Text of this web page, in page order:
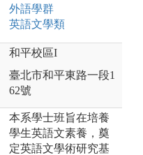
外語學群
英語文學類
和平校區I
臺北市和平東路一段1
62號
本系學士班旨在培養
學生英語文素養，奠
定英語文學術研究基